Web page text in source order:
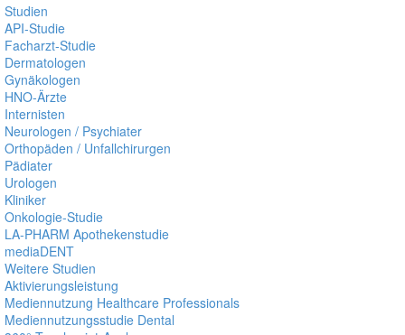
Studien
API-Studie
Facharzt-Studie
Dermatologen
Gynäkologen
HNO-Ärzte
Internisten
Neurologen / Psychiater
Orthopäden / Unfallchirurgen
Pädiater
Urologen
Kliniker
Onkologie-Studie
LA-PHARM Apothekenstudie
mediaDENT
Weitere Studien
Aktivierungsleistung
Mediennutzung Healthcare Professionals
Mediennutzungsstudie Dental